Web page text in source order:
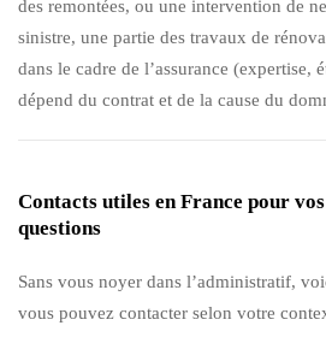
des remontées, ou une intervention de
sinistre, une partie des travaux de
dans le cadre de l’assurance (expertise,
dépend du contrat et de la cause du
Contacts utiles en France pour
questions
Sans vous noyer dans l’administratif,
vous pouvez contacter selon votre